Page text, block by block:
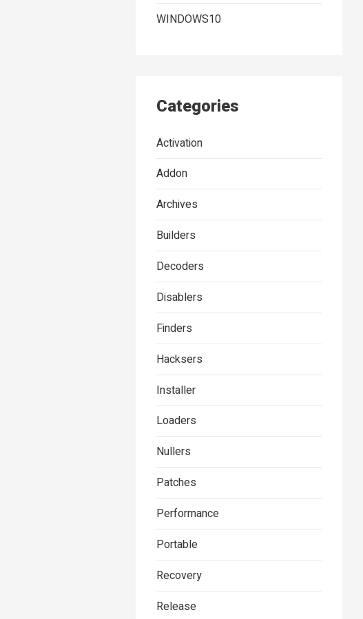
WINDOWS10
Categories
Activation
Addon
Archives
Builders
Decoders
Disablers
Finders
Hacksers
Installer
Loaders
Nullers
Patches
Performance
Portable
Recovery
Release